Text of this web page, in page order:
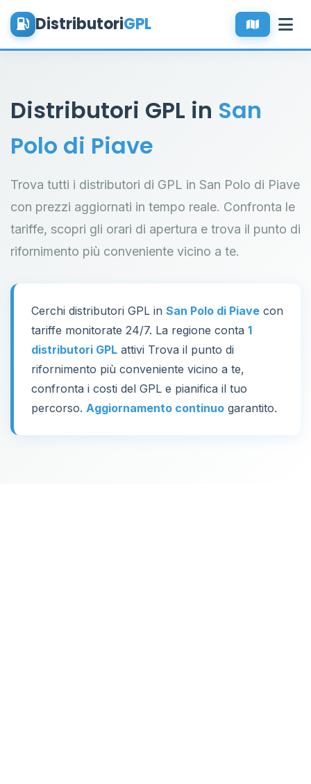
DistributoriGPL
Distributori GPL in San
Polo di Piave
Trova tutti i distributori di GPL in San Polo di Piave
con prezzi aggiornati in tempo reale. Confronta le
tariffe, scopri gli orari di apertura e trova il punto di
rifornimento più conveniente vicino a te.
Cerchi distributori GPL in San Polo di Piave con
tariffe monitorate 24/7. La regione conta 1
distributori GPL attivi Trova il punto di
rifornimento più conveniente vicino a te,
confronta i costi del GPL e pianifica il tuo
percorso. Aggiornamento continuo garantito.